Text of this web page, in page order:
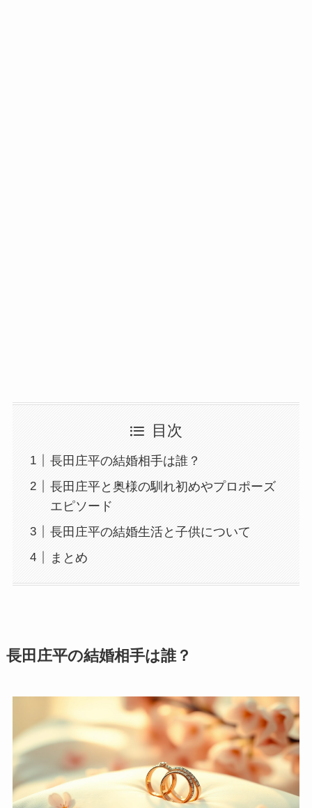
目次
長田庄平の結婚相手は誰？
長田庄平と奥様の馴れ初めやプロポーズ
エピソード
長田庄平の結婚生活と子供について
まとめ
長田庄平の結婚相手は誰？